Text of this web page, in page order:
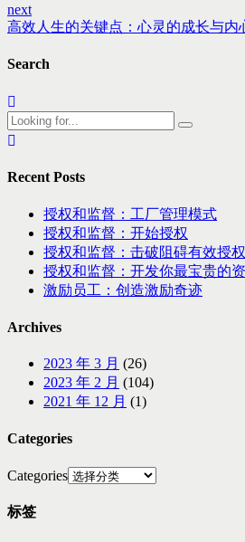
next
高效人生的关键点：心灵的成长与内
Search
Recent Posts
授权和监督：工厂管理模式
授权和监督：开始授权
授权和监督：击破阻碍有效授
授权和监督：开发你最宝贵的
激励员工：创造激励奇迹
Archives
2023 年 3 月 (26)
2023 年 2 月 (104)
2021 年 12 月 (1)
Categories
Categories
标签